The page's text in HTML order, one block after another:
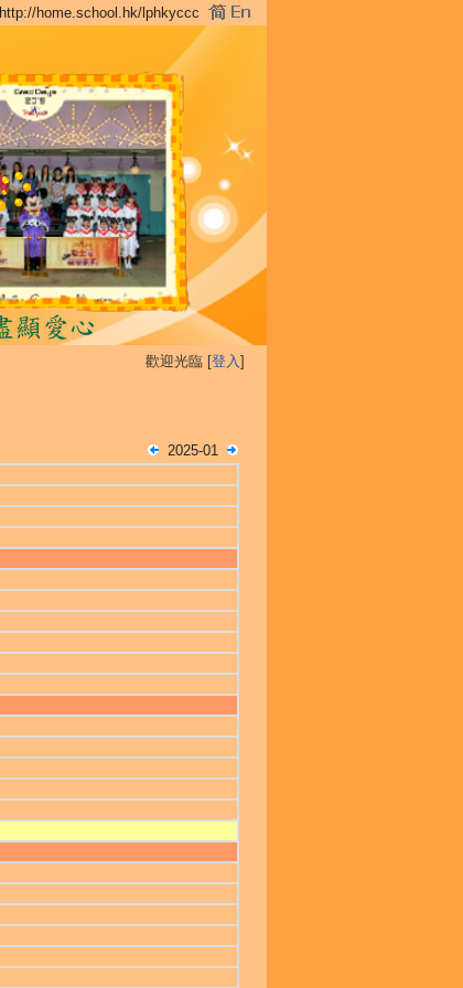
http://home.school.hk/lphkyccc
歡迎光臨 [登入]
2025-01